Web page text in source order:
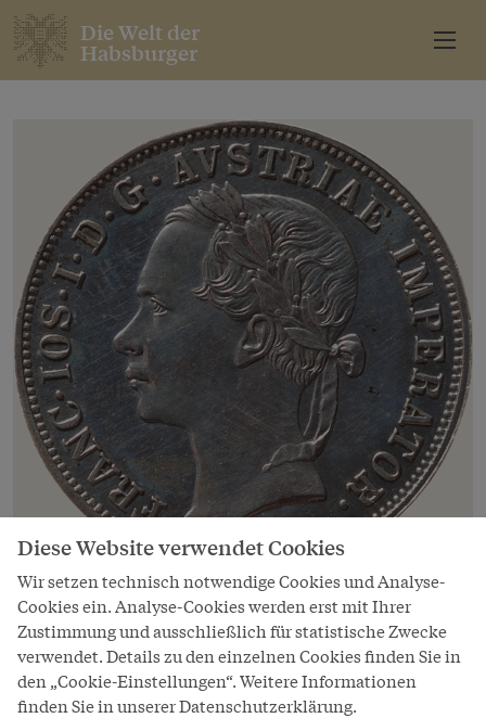
Die Welt der
Habsburger
Münze, Silber, 20 Kreuzer, 1852,
abgebildete Person: Kaiser Franz Joseph
Copyright
Kunsthistorisches Museum
Diese Website verwendet Cookies
Wir setzen technisch notwendige Cookies und Analyse-
Cookies ein. Analyse-Cookies werden erst mit Ihrer
Zustimmung und ausschließlich für statistische Zwecke
verwendet. Details zu den einzelnen Cookies finden Sie in
den „Cookie-Einstellungen“. Weitere Informationen
finden Sie in unserer Datenschutzerklärung.